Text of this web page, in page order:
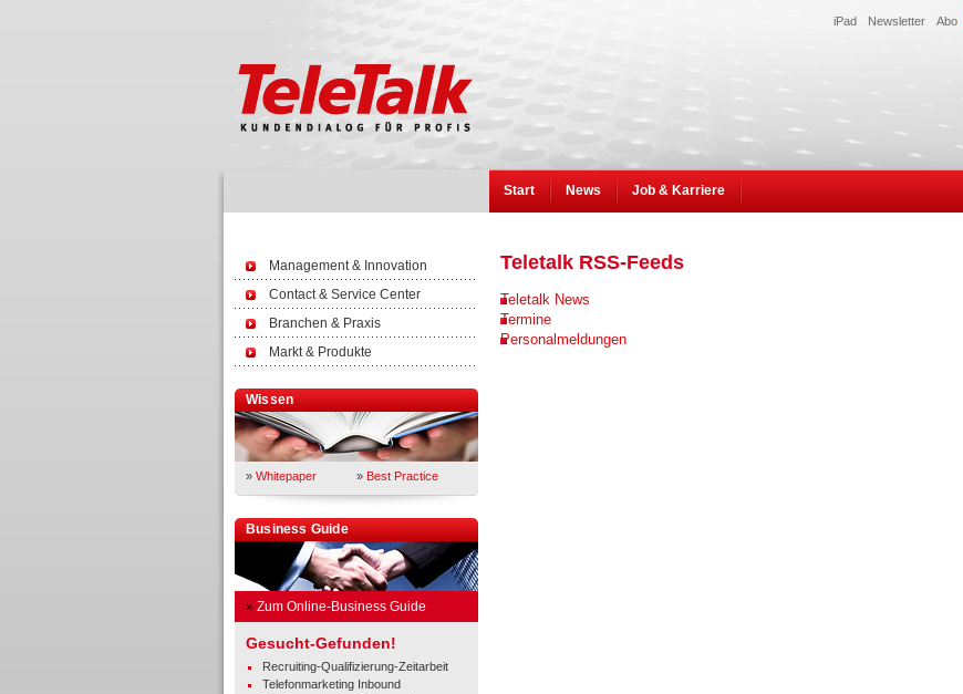
Abo
Newsletter
iPad
Start News Job & Karriere
Management & Innovation
Contact & Service Center
Branchen & Praxis
Markt & Produkte
Wissen
» Whitepaper » Best Practice
Business Guide
» Zum Online-Business Guide
Gesucht-Gefunden!
Recruiting-Qualifizierung-Zeitarbeit
Telefonmarketing Inbound
Teletalk RSS-Feeds
Teletalk News
Termine
Personalmeldungen